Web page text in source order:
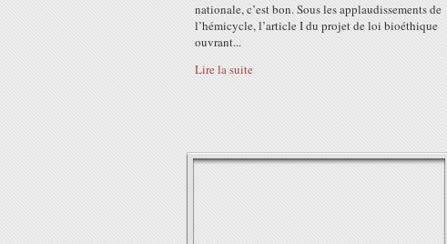
nationale, c’est bon. Sous les applaudissements de
l’hémicycle, l’article I du projet de loi bioéthique
ouvrant...
Lire la suite